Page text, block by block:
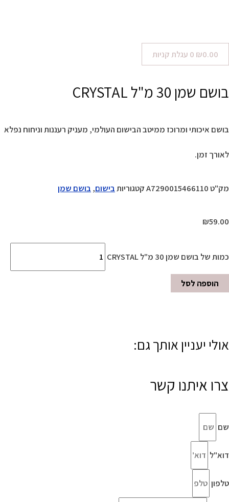
₪0.00
0 עגלת קניות
בושם שמן 30 מ"ל CRYSTAL
בושם איכותי ומרוכז ממיטב הבישום העולמי, מעניק רעננות וניחוח נפלא
לאורך זמן.
מק"טA7290015466110קטגוריותבישום, בושם שמן
₪59.00
כמות של בושם שמן 30 מ"ל CRYSTAL
הוספה לסל
אולי יעניין אותך גם:
צרו איתנו קשר
שם
דוא"ל
טלפון